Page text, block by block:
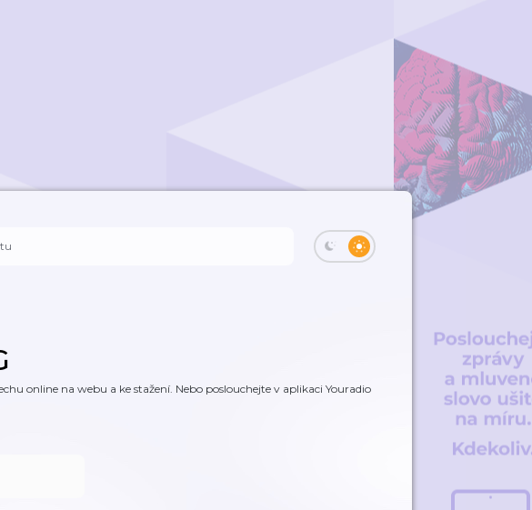
online na webu a ke stažení. Nebo poslouchejte v aplikaci Youradio